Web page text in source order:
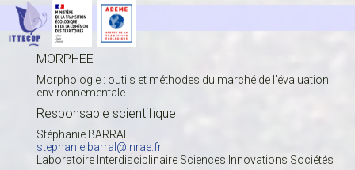
MORPHEE
Morphologie : outils et méthodes du marché de l'évaluation
environnementale.
Responsable scientifique
Stéphanie BARRAL
stephanie.barral@inrae.fr
Laboratoire Interdisciplinaire Sciences Innovations Sociétés